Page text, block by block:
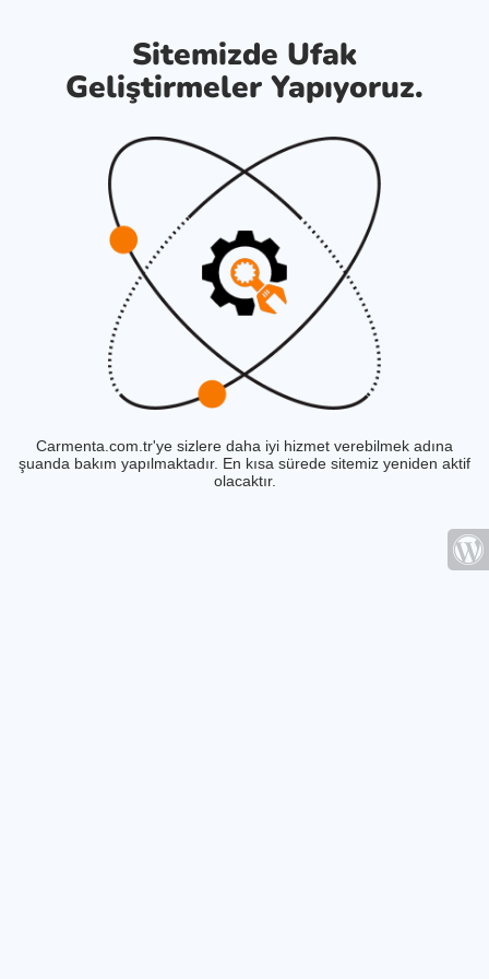
Sitemizde Ufak
Geliştirmeler Yapıyoruz.
Carmenta.com.tr'ye sizlere daha iyi hizmet verebilmek adına
şuanda bakım yapılmaktadır. En kısa sürede sitemiz yeniden aktif
olacaktır.